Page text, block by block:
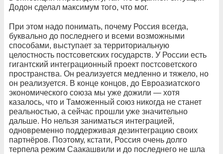
Додон сделал максимум того, что мог.
При этом надо понимать, почему Россия всегда,
буквально до последнего и всеми возможными
способами, выступает за территориальную
целостность пост­советских государств. У России есть
гигантский интеграционный проект постсоветского
пространства. Он реализуется медленно и тяжело, но
он реализуется. В конце концов, до Евроазиатского
экономического союза мы уже дожили — хотя
казалось, что и Таможенный союз никогда не станет
реальностью, а сейчас прошли уже значительно
дальше. Но нельзя заниматься интеграцией,
одновременно поддерживая дезинтеграцию своих
партнёров. Поэтому, кстати, Россия очень долго
терпела режим Саакашвили и до последнего не шла